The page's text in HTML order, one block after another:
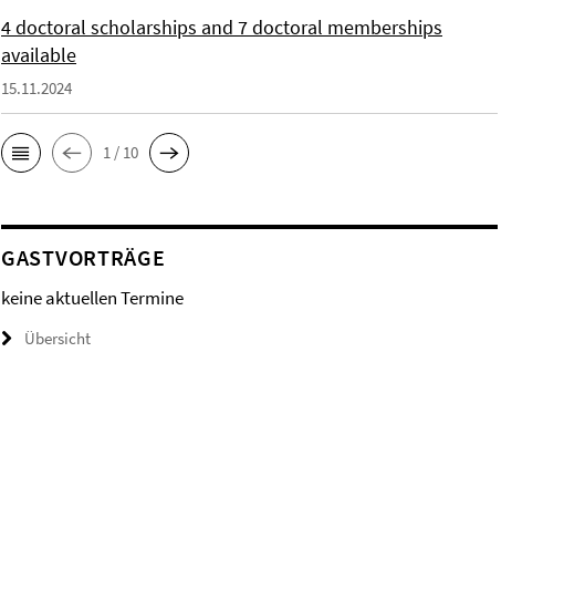
4 doctoral scholarships and 7 doctoral memberships
available
15.11.2024
1 / 10
GASTVORTRÄGE
keine aktuellen Termine
Übersicht